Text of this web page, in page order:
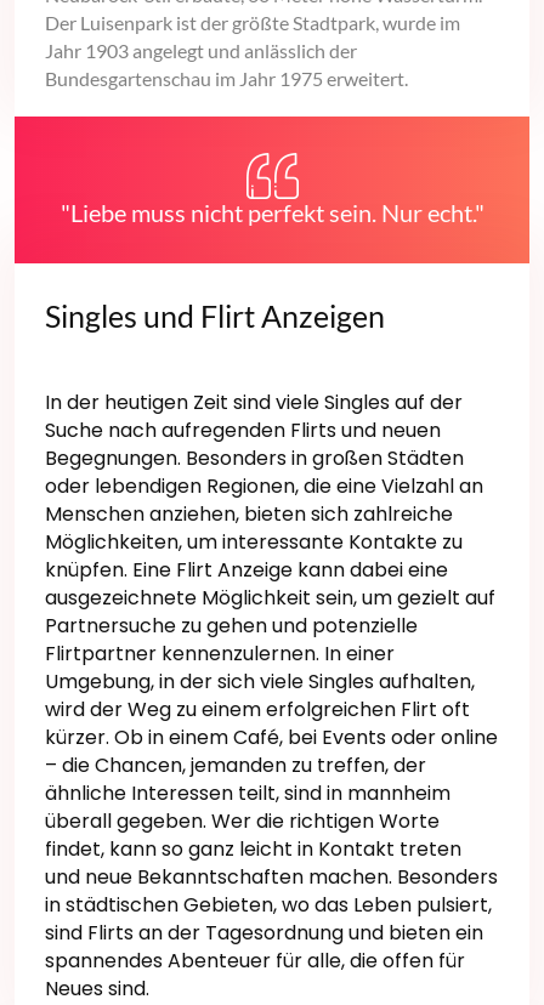
Der Luisenpark ist der größte Stadtpark, wurde im
Jahr 1903 angelegt und anlässlich der
Bundesgartenschau im Jahr 1975 erweitert.
"Liebe muss nicht perfekt sein. Nur echt."
Singles und Flirt Anzeigen
In der heutigen Zeit sind viele Singles auf der
Suche nach aufregenden Flirts und neuen
Begegnungen. Besonders in großen Städten
oder lebendigen Regionen, die eine Vielzahl an
Menschen anziehen, bieten sich zahlreiche
Möglichkeiten, um interessante Kontakte zu
knüpfen. Eine Flirt Anzeige kann dabei eine
ausgezeichnete Möglichkeit sein, um gezielt auf
Partnersuche zu gehen und potenzielle
Flirtpartner kennenzulernen. In einer
Umgebung, in der sich viele Singles aufhalten,
wird der Weg zu einem erfolgreichen Flirt oft
kürzer. Ob in einem Café, bei Events oder online
– die Chancen, jemanden zu treffen, der
ähnliche Interessen teilt, sind in mannheim
überall gegeben. Wer die richtigen Worte
findet, kann so ganz leicht in Kontakt treten
und neue Bekanntschaften machen. Besonders
in städtischen Gebieten, wo das Leben pulsiert,
sind Flirts an der Tagesordnung und bieten ein
spannendes Abenteuer für alle, die offen für
Neues sind.